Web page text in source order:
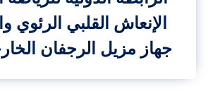
الإنعاش القلبي الرئوي
جهاز مزيل الرجفان